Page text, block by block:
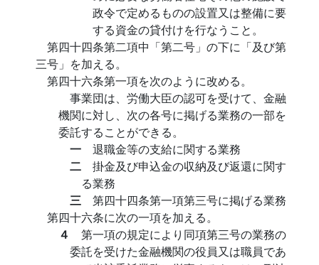
政令で定めるものの設置又は整備に要
する資金の貸付けを行なうこと。
第四十四条第二項中「第二号」の下に「及び第
三号」を加える。
第四十六条第一項を次のように改める。
事業団は、労働大臣の認可を受けて、金融
機関に対し、次の各号に掲げる業務の一部を
委託することができる。
一 退職金等の支給に関する業務
二 掛金及び申込金の収納及び返還に関す
る業務
三 第四十四条第一項第三号に掲げる業務
第四十六条に次の一項を加える。
４ 第一項の規定により同項第三号の業務の
委託を受けた金融機関の役員又は職員であ